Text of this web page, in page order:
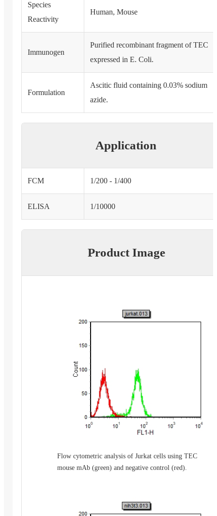
Species
Reactivity
Human, Mouse
Immunogen
Purified recombinant fragment of TEC
expressed in E. Coli.
Formulation
Ascitic fluid containing 0.03% sodium
azide.
Application
FCM 1/200 - 1/400
ELISA 1/10000
Product Image
Flow cytometric analysis of Jurkat cells using TEC
mouse mAb (green) and negative control (red).